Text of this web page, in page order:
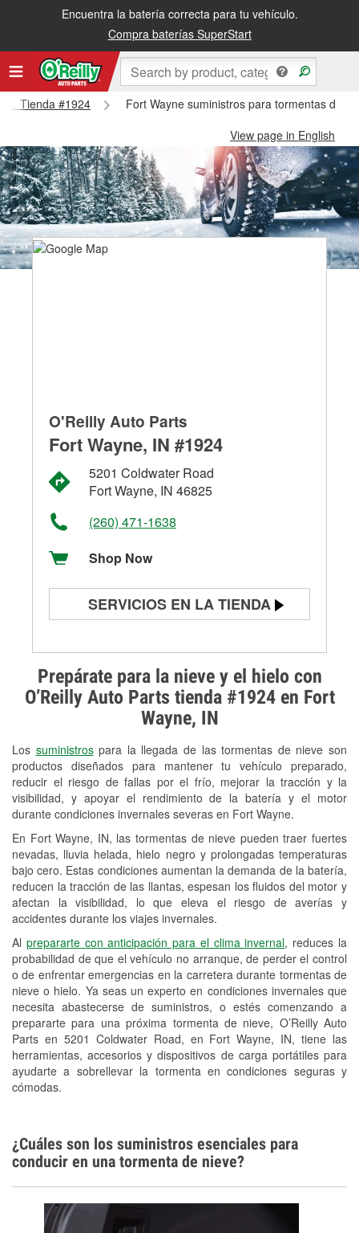
Encuentra la batería correcta para tu vehículo.
Compra baterías SuperStart
Tienda #1924
Fort Wayne suministros para tormentas de
View page in English
Prepárate para la nieve y el hielo con
O’Reilly Auto Parts tienda #1924 en Fort
Wayne, IN
Los suministrospara la llegada de las tormentas de nieve son
productos diseñados para mantener tu vehículo preparado,
reducir el riesgo de fallas por el frío, mejorar la tracción y la
visibilidad, y apoyar el rendimiento de la batería y el motor
durante condiciones invernales severas en Fort Wayne.
En Fort Wayne, IN, las tormentas de nieve pueden traer fuertes
nevadas, lluvia helada, hielo negro y prolongadas temperaturas
bajo cero. Estas condiciones aumentan la demanda de la batería,
reducen la tracción de las llantas, espesan los fluidos del motor y
afectan la visibilidad, lo que eleva el riesgo de averías y
accidentes durante los viajes invernales.
Al prepararte con anticipación para el clima invernal, reduces la
probabilidad de que el vehículo no arranque, de perder el control
o de enfrentar emergencias en la carretera durante tormentas de
nieve o hielo. Ya seas un experto en condiciones invernales que
necesita abastecerse de suministros, o estés comenzando a
prepararte para una próxima tormenta de nieve, O’Reilly Auto
Parts en 5201 Coldwater Road, en Fort Wayne, IN, tiene las
herramientas, accesorios y dispositivos de carga portátiles para
ayudarte a sobrellevar la tormenta en condiciones seguras y
cómodas.
O'Reilly Auto Parts
Fort Wayne, IN #1924
5201 Coldwater Road
Fort Wayne, IN 46825
(260) 471-1638
Shop Now
SERVICIOS EN LA TIENDA
Prueba de alternadores y
arrancadores
Revisión de la luz "Check Engine"
Reciclaje de baterías y aceite
Instalación de bombillas de faros
Instalación de limpiaparabrisas
Programa de Préstamo de
Herramientas
Rectificación de tambores y discos de
freno
Snowstorm Supplies
Tornado Supplies
Conoce más
Idiomas adicionales
Alemán
¿Cuáles son los suministros esenciales para
conducir en una tormenta de nieve?